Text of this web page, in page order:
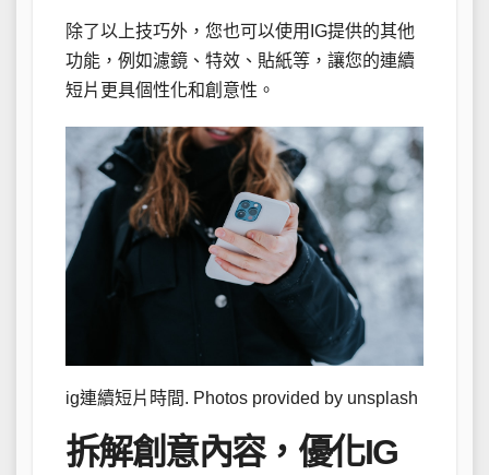
除了以上技巧外，您也可以使用IG提供的其他
功能，例如濾鏡、特效、貼紙等，讓您的連續
短片更具個性化和創意性。
ig連續短片時間. Photos provided by unsplash
拆解創意內容，優化IG